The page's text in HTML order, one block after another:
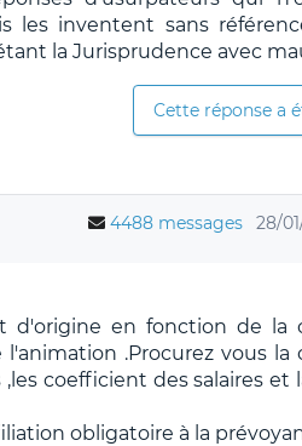
les inventent sans
la Jurisprudence avec
Cette réponse a
4488 messages 28/
d'origine en fonction de la
.Procurez vous la
coefficient des salaires et
obligatoire à la